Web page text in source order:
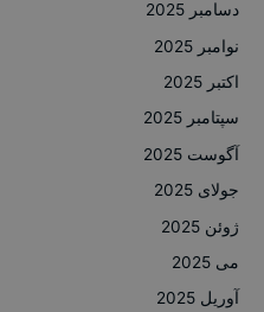
دسامبر 2025
نوامبر 2025
اکتبر 2025
سپتامبر 2025
آگوست 2025
جولای 2025
ژوئن 2025
می 2025
آوریل 2025